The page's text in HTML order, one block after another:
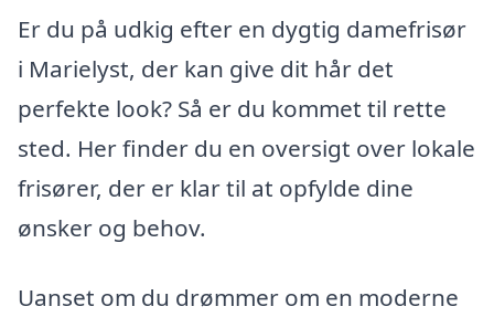
Er du på udkig efter en dygtig damefrisør
i Marielyst, der kan give dit hår det
perfekte look? Så er du kommet til rette
sted. Her finder du en oversigt over lokale
frisører, der er klar til at opfylde dine
ønsker og behov.
Uanset om du drømmer om en moderne